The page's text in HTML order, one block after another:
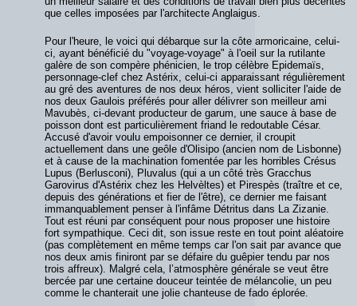
que celles imposées par l'architecte Anglaigus.
Pour l'heure, le voici qui débarque sur la côte armoricaine, celui-
ci, ayant bénéficié du "voyage-voyage" à l'oeil sur la rutilante
galère de son compère phénicien, le trop célèbre Epidemaïs,
personnage-clef chez Astérix, celui-ci apparaissant régulièrement
au gré des aventures de nos deux héros, vient solliciter l'aide de
nos deux Gaulois préférés pour aller délivrer son meilleur ami
Mavubès, ci-devant producteur de garum, une sauce à base de
poisson dont est particulièrement friand le redoutable César.
Accusé d'avoir voulu empoisonner ce dernier, il croupit
actuellement dans une geôle d'Olisipo (ancien nom de Lisbonne)
et à cause de la machination fomentée par les horribles Crésus
Lupus (Berlusconi), Pluvalus (qui a un côté très Gracchus
Garovirus d'Astérix chez les Helvèltes) et Pirespès (traître et ce,
depuis des générations et fier de l'être), ce dernier me faisant
immanquablement penser à l'infâme Détritus dans La Zizanie.
Tout est réuni par conséquent pour nous proposer une histoire
fort sympathique. Ceci dit, son issue reste en tout point aléatoire
(pas complètement en même temps car l'on sait par avance que
nos deux amis finiront par se défaire du guêpier tendu par nos
trois affreux). Malgré cela, l’atmosphère générale se veut être
bercée par une certaine douceur teintée de mélancolie, un peu
comme le chanterait une jolie chanteuse de fado éplorée.